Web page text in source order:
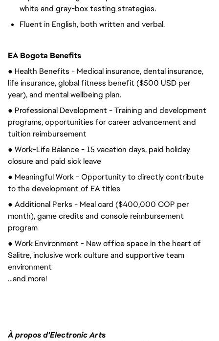
white and gray-box testing strategies.
Fluent in English, both written and verbal.
EA Bogota Benefits
● Health Benefits - Medical insurance, dental insurance,
life insurance, global fitness benefit ($500 USD per
year), and mental wellbeing plan.
● Professional Development - Training and development
programs, opportunities for career advancement and
tuition reimbursement
● Work-Life Balance - 15 vacation days, paid holiday
closure and paid sick leave
● Meaningful Work - Opportunity to directly contribute
to the development of EA titles
● Additional Perks - Meal card ($400,000 COP per
month), game credits and console reimbursement
program
● Work Environment - New office space in the heart of
Salitre, inclusive work culture and supportive team
environment
…and more!
À propos d'Electronic Arts